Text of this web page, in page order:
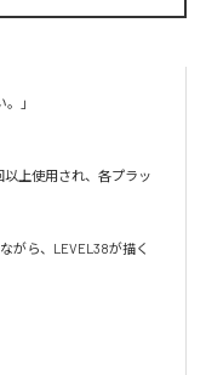
」
以上使用され、各プラッ
がら、LEVEL38が描く